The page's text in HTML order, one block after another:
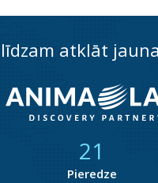
atklāt
21
Pieredze